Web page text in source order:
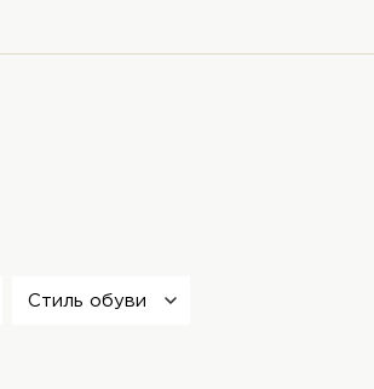
Стиль обуви